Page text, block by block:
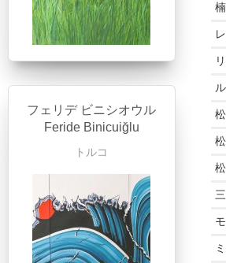
フェリデ ビニシオウル
Feride Binicuiğlu
トルコ